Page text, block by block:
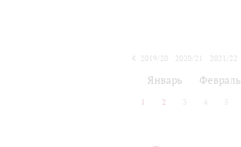
2019/20
2020/21 2021/22
Январь Февраль
1 2 3 4 5